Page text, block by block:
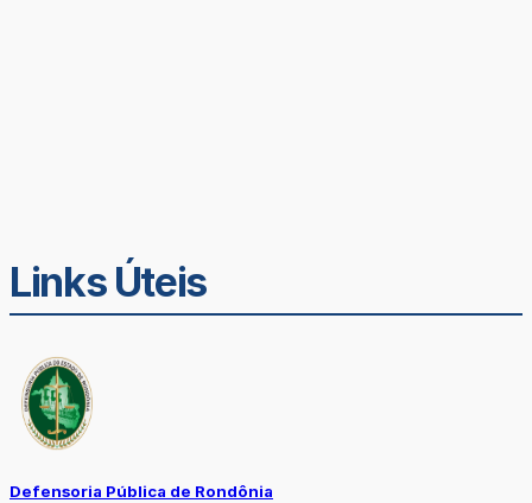
Links Úteis
Defensoria Pública de Rondônia